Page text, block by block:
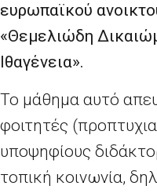
ευρωπαϊκού
«Θεμελιώδη
Ιθαγένεια».
Το μάθημα αυτό
φοιτητές
υποψηφίους
τοπική κοινωνία,